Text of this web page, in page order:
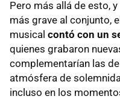
Pero más allá de esto,
más grave al conjunto,
musical contó con un
quienes grabaron
complementarían las
atmósfera de
incluso en los